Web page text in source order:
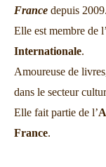
France depuis 2009.
Elle est membre de
Internationale.
Amoureuse de
dans le secteur
Elle fait partie de l’
France.